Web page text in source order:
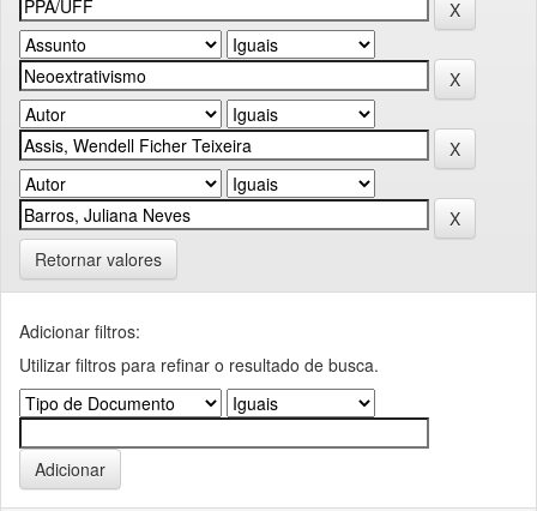
Retornar valores
Adicionar filtros:
Utilizar filtros para refinar o resultado de busca.